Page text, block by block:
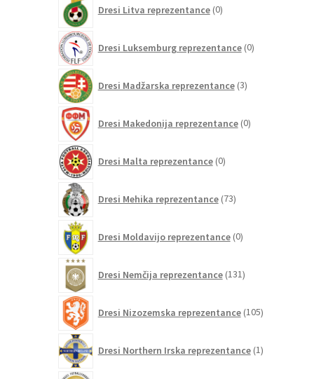
Dresi Litva reprezentance 0izdelkov
Dresi Luksemburg reprezentance 0izdelkov
Dresi Madžarska reprezentance 3izdelki
Dresi Makedonija reprezentance 0izdelkov
Dresi Malta reprezentance 0izdelkov
Dresi Mehika reprezentance 73izdelkov
Dresi Moldavijo reprezentance 0izdelkov
Dresi Nemčija reprezentance 131izdelkov
Dresi Nizozemska reprezentance 105izdelkov
Dresi Northern Irska reprezentance 1izdelek